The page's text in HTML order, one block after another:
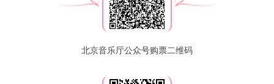
北京音乐厅公众号购票二维码